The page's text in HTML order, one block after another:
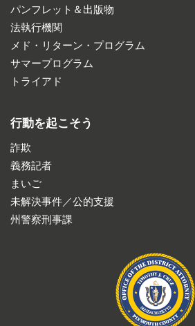
パンフレット＆出版物
法執行機関
メド・リターン・プログラム
サマープログラム
トライアド
行動を起こそう
詐欺
義務記者
まいご
未解決事件／公的支援
州警察刑事課